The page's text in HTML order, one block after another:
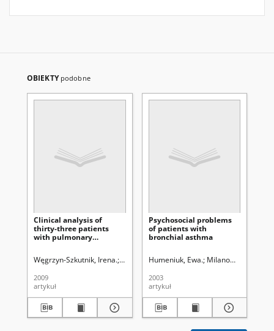
OBIEKTY podobne
Clinical analysis of
thirty-three patients
with pulmonary
Węgrzyn-Szkutnik, Irena. Gryglicka, Beata. Czekajska-Chehab,
2009
artykuł
Psychosocial problems
of patients with
bronchial asthma
Humeniuk, Ewa. Milanowski, Janusz.
2003
artykuł